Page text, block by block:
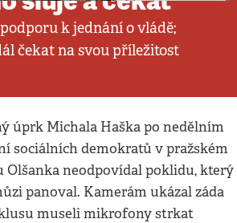
k jednání o vládě;
čekat na svou příležitost
úprk Michala Haška po nedělním
sociálních demokratů v pražském
Olšanka neodpovídal poklidu, který
panoval. Kamerám ukázal záda
museli mikrofony strkat